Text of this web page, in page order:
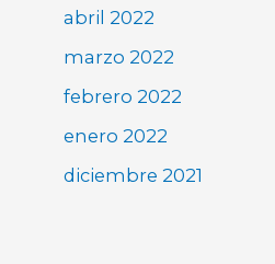
abril 2022
marzo 2022
febrero 2022
enero 2022
diciembre 2021